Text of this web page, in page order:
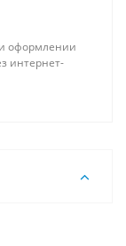
оформлении
интернет-